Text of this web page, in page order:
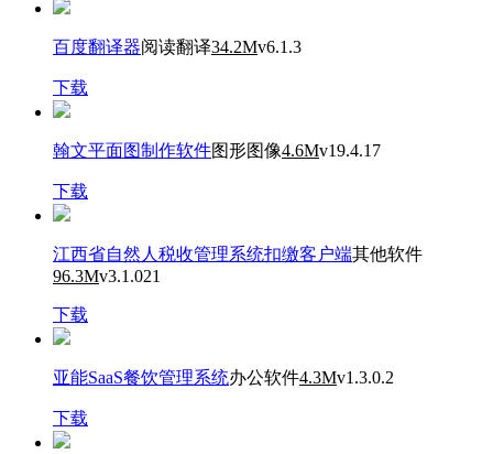
百度翻译器阅读翻译34.2Mv6.1.3
下载
翰文平面图制作软件图形图像4.6Mv19.4.17
下载
江西省自然人税收管理系统扣缴客户端其他软件
96.3Mv3.1.021
下载
亚能SaaS餐饮管理系统办公软件4.3Mv1.3.0.2
下载